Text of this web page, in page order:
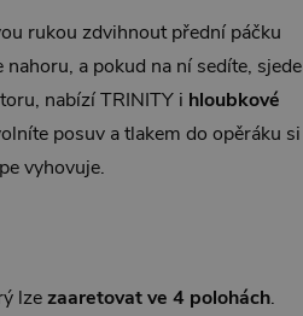
rukou zdvihnout přední páčku
a pokud na ní sedíte, sjede
nabízí TRINITY i hloubkové
posuv a tlakem do opěráku si
vyhovuje.
lzezaaretovat ve 4 polohách.